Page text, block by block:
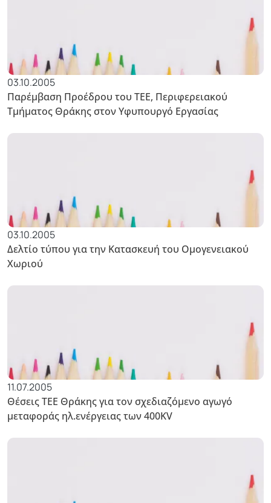
03.10.2005
Παρέμβαση Προέδρου του ΤΕΕ, Περιφερειακού
Τμήματος Θράκης στον Υφυπουργό Εργασίας
03.10.2005
Δελτίο τύπου για την Κατασκευή του Ομογενειακού
Χωριού
11.07.2005
Θέσεις ΤΕΕ Θράκης για τον σχεδιαζόμενο αγωγό
μεταφοράς ηλ.ενέργειας των 400KV